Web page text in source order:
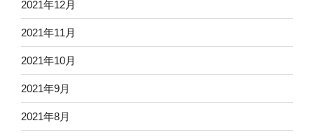
2021年12月
2021年11月
2021年10月
2021年9月
2021年8月